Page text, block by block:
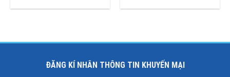
ĐĂNG KÍ NHÂN THÔNG TIN KHUYẾN MẠI